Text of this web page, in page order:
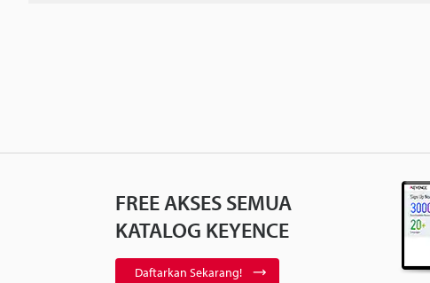
FREE AKSES SEMUA
KATALOG KEYENCE
Daftarkan Sekarang!